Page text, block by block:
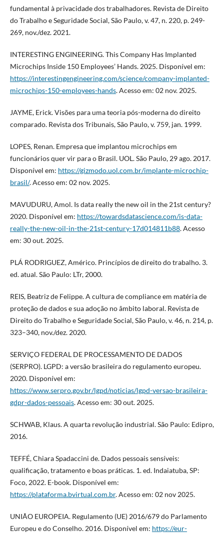
fundamental à privacidade dos trabalhadores. Revista de Direito
do Trabalho e Seguridade Social, São Paulo, v. 47, n. 220, p. 249-
269, nov./dez. 2021.
INTERESTING ENGINEERING. This Company Has Implanted
Microchips Inside 150 Employees’ Hands. 2025. Disponível em:
https://interestingengineering.com/science/company-implanted-
microchips-150-employees-hands. Acesso em: 02 nov. 2025.
JAYME, Erick. Visões para uma teoria pós-moderna do direito
comparado. Revista dos Tribunais, São Paulo, v. 759, jan. 1999.
LOPES, Renan. Empresa que implantou microchips em
funcionários quer vir para o Brasil. UOL. São Paulo, 29 ago. 2017.
Disponível em: https://gizmodo.uol.com.br/implante-microchip-
brasil/. Acesso em: 02 nov. 2025.
MAVUDURU, Amol. Is data really the new oil in the 21st century?
2020. Disponível em: https://towardsdatascience.com/is-data-
really-the-new-oil-in-the-21st-century-17d014811b88. Acesso
em: 30 out. 2025.
PLÁ RODRIGUEZ, Américo. Princípios de direito do trabalho. 3.
ed. atual. São Paulo: LTr, 2000.
REIS, Beatriz de Felippe. A cultura de compliance em matéria de
proteção de dados e sua adoção no âmbito laboral. Revista de
Direito do Trabalho e Seguridade Social, São Paulo, v. 46, n. 214, p.
323–340, nov./dez. 2020.
SERVIÇO FEDERAL DE PROCESSAMENTO DE DADOS
(SERPRO). LGPD: a versão brasileira do regulamento europeu.
2020. Disponível em:
https://www.serpro.gov.br/lgpd/noticias/lgpd-versao-brasileira-
gdpr-dados-pessoais. Acesso em: 30 out. 2025.
SCHWAB, Klaus. A quarta revolução industrial. São Paulo: Edipro,
2016.
TEFFÉ, Chiara Spadaccini de. Dados pessoais sensíveis:
qualificação, tratamento e boas práticas. 1. ed. Indaiatuba, SP:
Foco, 2022. E-book. Disponível em:
https://plataforma.bvirtual.com.br. Acesso em: 02 nov 2025.
UNIÃO EUROPEIA. Regulamento (UE) 2016/679 do Parlamento
Europeu e do Conselho. 2016. Disponível em: https://eur-